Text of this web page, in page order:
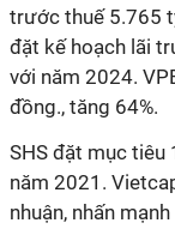
trước thuế 5.765
đặt kế hoạch lãi
với năm 2024.
đồng., tăng 64%.
SHS đặt mục
năm 2021.
nhuận, nhấn